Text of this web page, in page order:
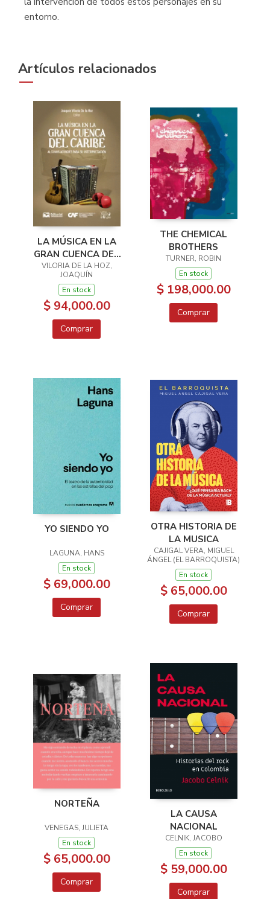
entorno.
Artículos relacionados
LA MÚSICA EN LA
GRAN CUENCA DEL
CARIBE
VILORIA DE LA HOZ,
JOAQUÍN
En stock
$ 94,000.00
Comprar
THE CHEMICAL
BROTHERS
TURNER, ROBIN
En stock
$ 198,000.00
Comprar
YO SIENDO YO
LAGUNA, HANS
En stock
$ 69,000.00
Comprar
OTRA HISTORIA DE
LA MUSICA
CAJIGAL VERA, MIGUEL
ÁNGEL (EL BARROQUISTA)
En stock
$ 65,000.00
Comprar
NORTEÑA
VENEGAS, JULIETA
En stock
$ 65,000.00
Comprar
LA CAUSA
NACIONAL
CELNIK, JACOBO
En stock
$ 59,000.00
Comprar